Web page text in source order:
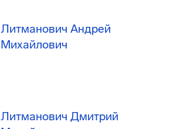
Литманович Андрей
Михайлович
Литманович Дмитрий